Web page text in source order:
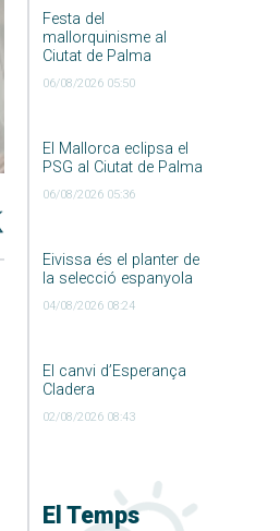
Festa del
mallorquinisme al
Ciutat de Palma
06/08/2026 05:50
El Mallorca eclipsa el
PSG al Ciutat de Palma
06/08/2026 05:36
Eivissa és el planter de
la selecció espanyola
04/08/2026 08:24
El canvi d’Esperança
Cladera
02/08/2026 08:43
El Temps